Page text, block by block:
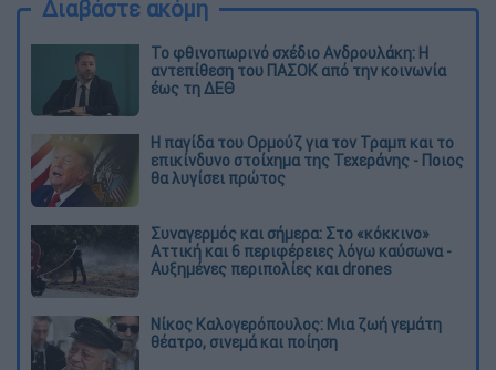
Διαβάστε ακόμη
Το φθινοπωρινό σχέδιο Ανδρουλάκη: Η
αντεπίθεση του ΠΑΣΟΚ από την κοινωνία
έως τη ΔΕΘ
Η παγίδα του Ορμούζ για τον Τραμπ και το
επικίνδυνο στοίχημα της Τεχεράνης - Ποιος
θα λυγίσει πρώτος
Συναγερμός και σήμερα: Στο «κόκκινο»
Αττική και 6 περιφέρειες λόγω καύσωνα -
Αυξημένες περιπολίες και drones
Νίκος Καλογερόπουλος: Μια ζωή γεμάτη
θέατρο, σινεμά και ποίηση